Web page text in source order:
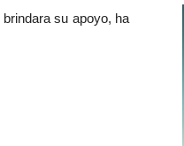
su apoyo, ha